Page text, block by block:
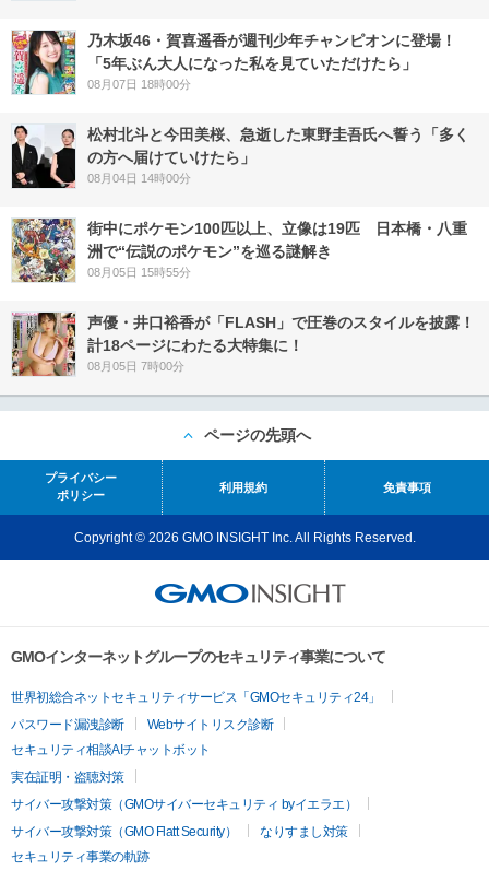
乃木坂46・賀喜遥香が週刊少年チャンピオンに登場！
「5年ぶん大人になった私を見ていただけたら」
08月07日 18時00分
松村北斗と今田美桜、急逝した東野圭吾氏へ誓う「多く
の方へ届けていけたら」
08月04日 14時00分
街中にポケモン100匹以上、立像は19匹 日本橋・八重
洲で“伝説のポケモン”を巡る謎解き
08月05日 15時55分
声優・井口裕香が「FLASH」で圧巻のスタイルを披露！
計18ページにわたる大特集に！
08月05日 7時00分
ページの先頭へ
プライバシー
ポリシー
利用規約 免責事項
Copyright © 2026 GMO INSIGHT Inc. All Rights Reserved.
GMOインターネットグループのセキュリティ事業について
世界初総合ネットセキュリティサービス「GMOセキュリティ24」
パスワード漏洩診断
Webサイトリスク診断
セキュリティ相談AIチャットボット
実在証明・盗聴対策
サイバー攻撃対策（GMOサイバーセキュリティ byイエラエ）
サイバー攻撃対策（GMO Flatt Security）
なりすまし対策
セキュリティ事業の軌跡